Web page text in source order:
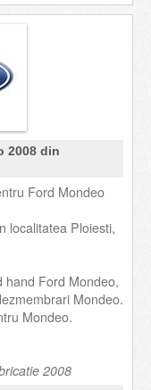
2008 din
Ford Mondeo
localitatea Ploiesti,
hand Ford Mondeo,
Mondeo.
Mondeo.
2008